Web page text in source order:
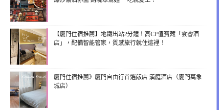
【廈門住宿推薦】地鐵出站2分鐘！高CP值寶藏「雲睿酒
店」，配備智能管家，質感旅行就住這裡！
廈門住宿推薦》廈門自由行首選飯店 漢庭酒店（廈門萬象
城店）